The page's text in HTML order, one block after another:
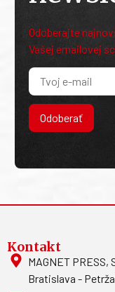
Odoberajte
Vašej emailovej
Odoberať
Kontakt
MAGNET PRESS,
Bratislava -